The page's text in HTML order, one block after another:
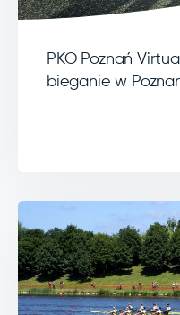
PKO Poznań
bieganie w